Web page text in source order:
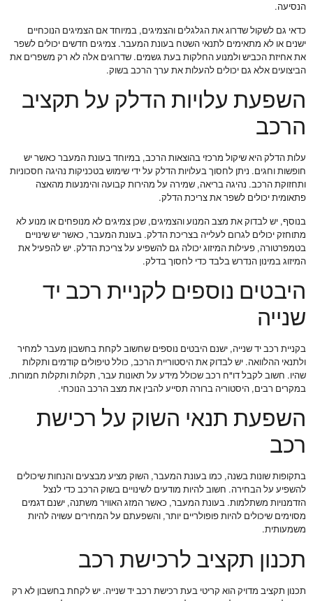
הנסיעה.
כדאי גם לשקול שדרוג את הגלגלים והצמיגים, במיוחד אם הצמיגים הנוכחיים
ישנים או לא מתאימים לתנאי השטח בעונת המעבר. צמיגים חדשים יכולים לשפר
את אחיזת הכביש ולמנוע החלקות בעת גשמים. שדרוגים אלה לא רק משפרים את
הביצועים אלא גם יכולים להעלות את ערך הרכב בשוק.
השפעת עלויות הדלק על תקציב
הרכב
עלות הדלק היא שיקול מרכזי בהוצאות הרכב, במיוחד בעונת המעבר כאשר יש
חופשות וחגים. ניתן לחסוך בעלויות הדלק על ידי שימוש בטכניקות נהיגה חסכוניות
ותחזוקת הרכב. נהיגה בריאה, שמירה על מהירות קבועה והימנעות מהאצה
פתאומית יכולים לשפר את צריכת הדלק.
בנוסף, יש לבדוק את מצב המנוע והצמיגים, שכן צמיגים לא מנופחים או מנוע לא
מתוחזק יכולים לגרום לעלייה בצריכת הדלק. בעונת המעבר, כאשר יש שינויים
בטמפרטורה, פעילות המיזוג יכולה גם להשפיע על צריכת הדלק. יש להפעיל את
המיזוג במינון הנדרש בלבד כדי לחסוך בדלק.
היבטים נוספים לקניית רכב יד
שנייה
בקניית רכב יד שנייה, ישנם היבטים נוספים שחשוב לקחת בחשבון מעבר למחיר
ולתנאי ההלוואה. יש לבדוק את היסטוריית הרכב, כולל טיפולים קודמים ותקלות
שהיו. חשוב לקבל דו"ח רכב שכולל מידע על תאונות עבר, תקלות ותקלות חמורות.
במקרים רבים, היסטוריה ברורה תסייע להבין את מצב הרכב הנוכחי.
השפעת תנאי השוק על רכישת
רכב
בתקופות שונות בשנה, כמו בעונת המעבר, השוק מציע מבצעים והנחות שיכולים
להשפיע על הבחירה. חשוב להיות מודעים לשינויים בשוק הרכב כדי לנצל
הזדמנויות משתלמות. בעונת המעבר, כאשר המזג האוויר משתנה, ישנם דגמים
מסוימים שיכולים להיות פופולריים יותר, והשפעתם על המחירים עשויה להיות
משמעותית.
תכנון תקציב לרכישת רכב
תכנון תקציב מדויק הוא קריטי בעת רכישת רכב יד שנייה. יש לקחת בחשבון לא רק